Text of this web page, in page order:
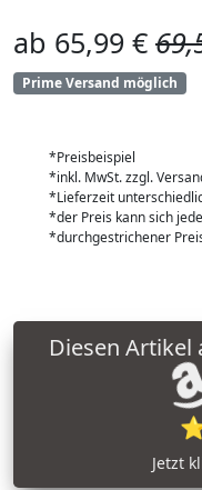
ab 65,99 €
Prime Versand möglich
*Preisbeispiel
*inkl. MwSt. zzgl.
*Lieferzeit
*der Preis kann sich
*durchgestrichener
Jetzt